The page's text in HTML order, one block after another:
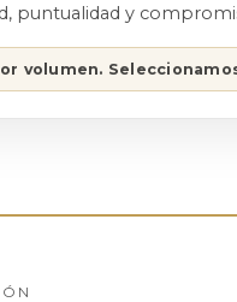
puntualidad y
volumen.